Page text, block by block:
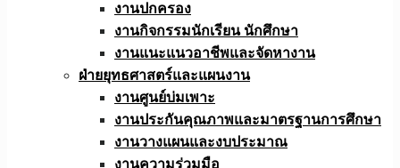
งานปกครอง
งานกิจกรรมนักเรียน นักศึกษา
งานแนะแนวอาชีพและจัดหางาน
ฝ่ายยุทธศาสตร์และแผนงาน
งานศูนย์บ่มเพาะ
งานประกันคุณภาพและมาตรฐานการศึกษา
งานวางแผนและงบประมาณ
งานความร่วมมือ